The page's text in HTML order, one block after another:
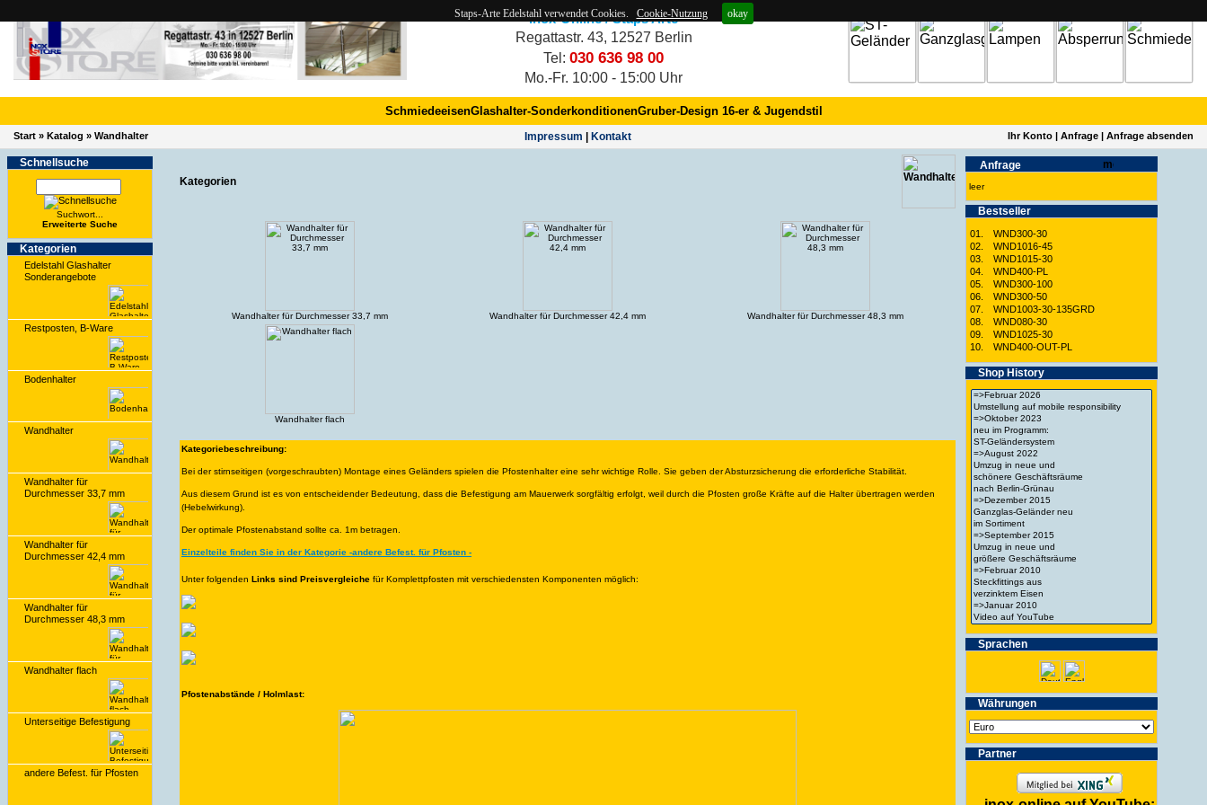
Staps-Arte Edelstahl verwendet Cookies. Cookie-Nutzung okay
Inox-Online / Staps Arte
Regattastr. 43, 12527 Berlin
Tel: 030 636 98 00
Mo.-Fr. 10:00 - 15:00 Uhr
SchmiedeeisenGlashalter-SonderkonditionenGruber-Design 16-er & Jugendstil
Start » Katalog » Wandhalter Impres­sum Kontakt Ihr Konto | Anfrage | Anfrage absenden
Schnell­suche
Suchwort...
Erwei­terte Suche
Kate­gorien
Edelstahl Glashalter
Sonderangebote
Restposten, B-Ware
Bodenhalter
Wandhalter
Wandhalter für
Durchmesser 33,7 mm
Wandhalter für
Durchmesser 42,4 mm
Wandhalter für
Durchmesser 48,3 mm
Wandhalter flach
Unterseitige Befestigung
andere Befest. für Pfosten
Kategorien
Wandhalter für Durchmesser 33,7 mm Wandhalter für Durchmesser 42,4 mm Wandhalter für Durchmesser 48,3 mm
Wandhalter flach
Kategoriebeschreibung:
Bei der stirnseitigen (vorgeschraubten) Montage eines Geländers spielen die Pfostenhalter eine sehr wichtige Rolle. Sie geben der Absturzsicherung die erforderliche Stabilität.
Aus diesem Grund ist es von entscheidender Bedeutung, dass die Befestigung am Mauerwerk sorgfältig erfolgt, weil durch die Pfosten große Kräfte auf die Halter übertragen werden
(Hebelwirkung).
Der optimale Pfostenabstand sollte ca. 1m betragen.
Einzelteile finden Sie in der Kategorie -andere Befest. für Pfosten -
Unter folgenden Links sind Preisvergleiche für Komplettpfosten mit verschiedensten Komponenten möglich:
Pfostenabstände / Holmlast:
Anfrage
leer
Best­seller
01.
WND300-30
02.
WND1016-45
03.
WND1015-30
04.
WND400-PL
05.
WND300-100
06.
WND300-50
07.
WND1003-30-135GRD
08.
WND080-30
09.
WND1025-30
10.
WND400-OUT-PL
Shop History
Spra­chen
Wäh­run­gen
Partner